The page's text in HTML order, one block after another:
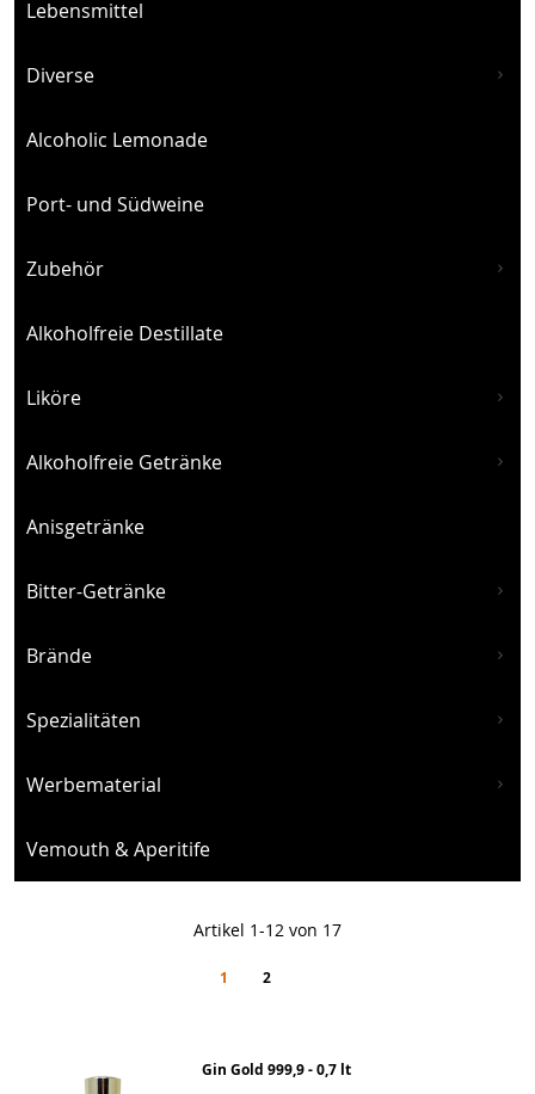
Artikel 1-12 von 17
SeiteYou're currently reading page
1 Seite
2
Gin Gold 999,9 - 0,7 lt
Lebensmittel
Diverse
Alcoholic Lemonade
Port- und Südweine
Zubehör
Alkoholfreie Destillate
Liköre
Alkoholfreie Getränke
Anisgetränke
Bitter-Getränke
Brände
Spezialitäten
Werbematerial
Vemouth & Aperitife